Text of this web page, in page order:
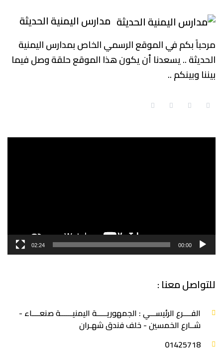
مدارس اليمنية الحديثة
مرحباً بكم في الموقع الرسمي الخاص بمدارس اليمنية
الحديثة .. يسعدنا أن يكون هذا الموقع حلقة وصل فيما
بيننا وبينكم ..
00:00
02:24
للتواصل معنا :
الفــــرع الرئيســـي : الجمهوريـــــة اليمنيــــــة صنعــــاء -
شــارع الخمسين - خلف فندق شهـران
‎01425718